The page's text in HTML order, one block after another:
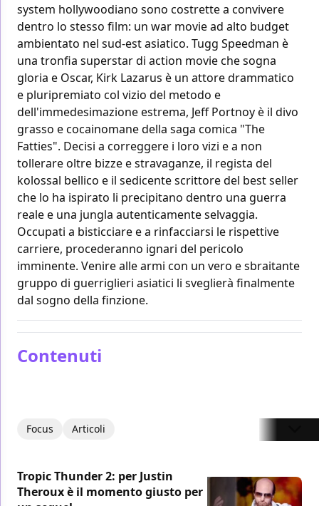
system hollywoodiano sono costrette a convivere
dentro lo stesso film: un war movie ad alto budget
ambientato nel sud-est asiatico. Tugg Speedman è
una tronfia superstar di action movie che sogna
gloria e Oscar, Kirk Lazarus è un attore drammatico
e pluripremiato col vizio del metodo e
dell'immedesimazione estrema, Jeff Portnoy è il divo
grasso e cocainomane della saga comica "The
Fatties". Decisi a correggere i loro vizi e a non
tollerare oltre bizze e stravaganze, il regista del
kolossal bellico e il sedicente scrittore del best seller
che lo ha ispirato li precipitano dentro una guerra
reale e una jungla autenticamente selvaggia.
Occupati a bisticciare e a rinfacciarsi le rispettive
carriere, procederanno ignari del pericolo
imminente. Venire alle armi con un vero e sbraitante
gruppo di guerriglieri asiatici li sveglierà finalmente
dal sogno della finzione.
Contenuti
Focus Articoli
Tropic Thunder 2: per Justin
Theroux è il momento giusto per